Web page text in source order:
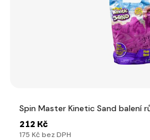
Spin Master Kinetic Sand balení
212 Kč
175 Kč bez DPH